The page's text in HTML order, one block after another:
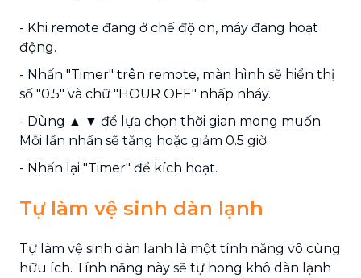
- Khi remote đang ở chế độ on, máy đang hoạt
động.
- Nhấn "Timer" trên remote, màn hình sẽ hiển thị
số "0.5" và chữ "HOUR OFF" nhấp nháy.
- Dùng ▲ ▼ để lựa chọn thời gian mong muốn.
Mỗi lần nhấn sẽ tăng hoặc giảm 0.5 giờ.
- Nhấn lại "Timer" để kích hoạt.
Tự làm vệ sinh dàn lạnh
Tự làm vệ sinh dàn lạnh là một tính năng vô cùng
hữu ích. Tính năng này sẽ tự hong khô dàn lạnh